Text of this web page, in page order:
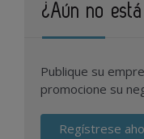
¿Aún no
Publique su
promocione su
Regístrese